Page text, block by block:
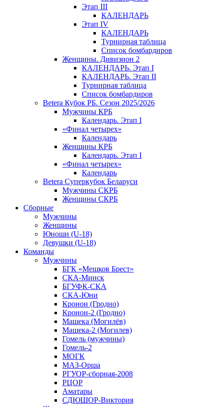
Этап III
КАЛЕНДАРЬ
Этап IV
КАЛЕНДАРЬ
Турнирная таблица
Список бомбардиров
Женщины. Дивизион 2
КАЛЕНДАРЬ. Этап I
КАЛЕНДАРЬ. Этап II
Турнирная таблица
Список бомбардиров
Betera Кубок РБ. Сезон 2025/2026
Мужчины КРБ
Календарь. Этап I
«Финал четырех»
Календарь
Женщины КРБ
Календарь. Этап I
«Финал четырех»
Календарь
Betera Суперкубок Беларуси
Мужчины СКРБ
Женщины СКРБ
Сборные
Мужчины
Женщины
Юноши (U-18)
Девушки (U-18)
Команды
Мужчины
БГК «Мешков Брест»
СКА-Минск
БГУФК-СКА
СКА-Юни
Кронон (Гродно)
Кронон-2 (Гродно)
Машека (Могилёв)
Машека-2 (Могилев)
Гомель (мужчины)
Гомель-2
МОГК
МАЗ-Орша
РГУОР-сборная-2008
РЦОР
Аматары
СДЮШОР-Виктория